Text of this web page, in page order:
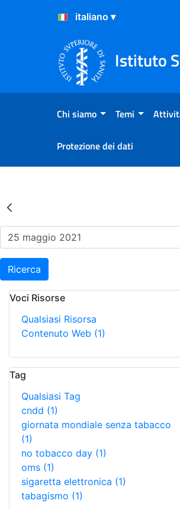
Salta al Contenuto
Salta al Footer
Istituto
Chi siamo Temi
Protezione dei dati
Risultati della
Ricerca
Voci Risorse
Qualsiasi Risorsa
Contenuto Web (1)
Tag
Qualsiasi Tag
cndd (1)
giornata mondiale senza tabacco
(1)
no tobacco day (1)
oms (1)
sigaretta elettronica (1)
tabagismo (1)